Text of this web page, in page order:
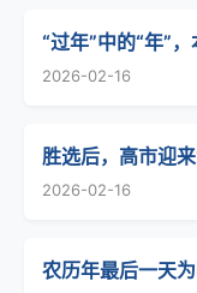
“过年”中的“年”，
2026-02-16
胜选后，高市迎
2026-02-16
农历年最后一天为